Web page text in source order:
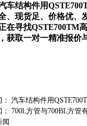
车结构件用
、现货足、价格优、
在寻找QSTE700TM
获取一对一精准报价
汽车结构件用
700L方管与700BL方管
闻